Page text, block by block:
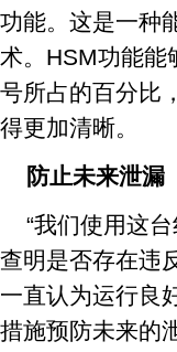
功能。这是一种
术。HSM功能能
号所占的百分比
得更加清晰。
防止未来泄漏
“我们使用这
查明是否存在违
一直认为运行良
措施预防未来的